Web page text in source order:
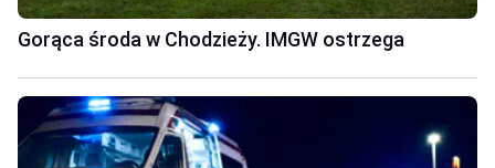
Gorąca środa w Chodzieży. IMGW ostrzega